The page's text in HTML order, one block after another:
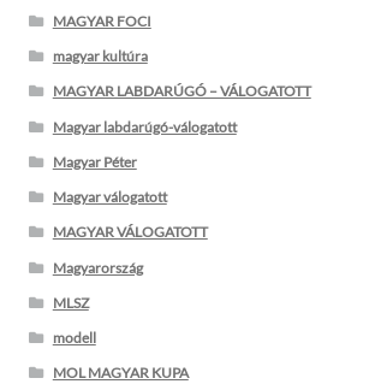
MAGYAR FOCI
magyar kultúra
MAGYAR LABDARÚGÓ – VÁLOGATOTT
Magyar labdarúgó-válogatott
Magyar Péter
Magyar válogatott
MAGYAR VÁLOGATOTT
Magyarország
MLSZ
modell
MOL MAGYAR KUPA